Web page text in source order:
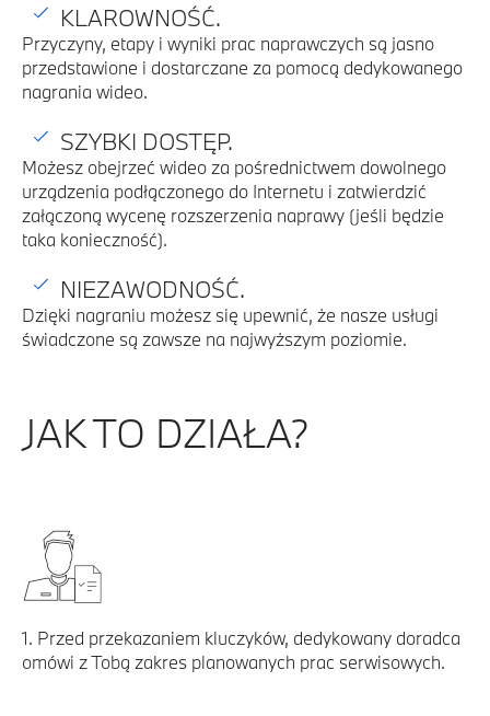
KLAROWNOŚĆ.
Przyczyny, etapy i wyniki prac naprawczych są jasno
przedstawione i dostarczane za pomocą dedykowanego
nagrania wideo.
SZYBKI DOSTĘP.
Możesz obejrzeć wideo za pośrednictwem dowolnego
urządzenia podłączonego do Internetu i zatwierdzić
załączoną wycenę rozszerzenia naprawy (jeśli będzie
taka konieczność).
NIEZAWODNOŚĆ.
Dzięki nagraniu możesz się upewnić, że nasze usługi
świadczone są zawsze na najwyższym poziomie.
JAK TO DZIAŁA?
1. Przed przekazaniem kluczyków, dedykowany doradca
omówi z Tobą zakres planowanych prac serwisowych.